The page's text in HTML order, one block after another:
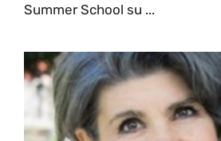
Summer School su ...